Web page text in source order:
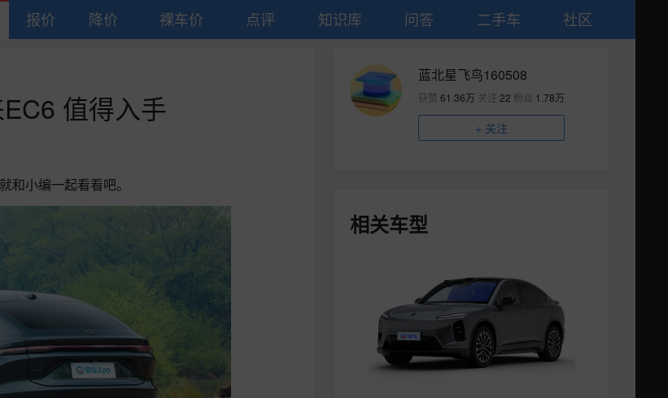
报价 降价 裸车价 点评 知识库 问答 二手车 社区
值得入手
和小编一起看看吧。
蓝北星飞鸟160508
获赞 61.36万 关注 22 粉丝 1.78万
+ 关注
相关车型